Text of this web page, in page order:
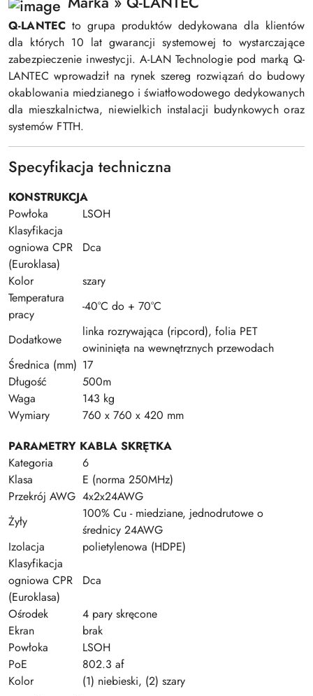
Q-LANTEC to grupa produktów dedykowana dla klientów
dla których 10 lat gwarancji systemowej to wystarczające
zabezpieczenie inwestycji. A-LAN Technologie pod marką Q-
LANTEC wprowadził na rynek szereg rozwiązań do budowy
okablowania miedzianego i światłowodowego dedykowanych
dla mieszkalnictwa, niewielkich instalacji budynkowych oraz
systemów FTTH.
Specyfikacja techniczna
KONSTRUKCJA
Powłoka
LSOH
Klasyfikacja
ogniowa CPR
(Euroklasa)
Dca
Kolor
szary
Temperatura
pracy
-40°C do + 70°C
Dodatkowe
linka rozrywająca (ripcord), folia PET
owininięta na wewnętrznych przewodach
Średnica (mm) 17
Długość
500m
Waga
143 kg
Wymiary
760 x 760 x 420 mm
PARAMETRY KABLA SKRĘTKA
Kategoria
6
Klasa
E (norma 250MHz)
Przekrój AWG 4x2x24AWG
Żyły
100% Cu - miedziane, jednodrutowe o
średnicy 24AWG
Izolacja
polietylenowa (HDPE)
Klasyfikacja
ogniowa CPR
(Euroklasa)
Dca
Ośrodek
4 pary skręcone
Ekran
brak
Powłoka
LSOH
PoE
802.3 af
Kolor
(1) niebieski, (2) szary